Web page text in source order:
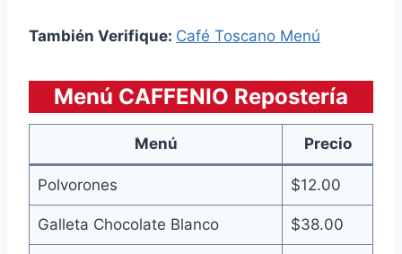
También Verifique: Café Toscano Menú
Menú CAFFENIO Repostería
Menú Precio
Polvorones $12.00
Galleta Chocolate Blanco $38.00